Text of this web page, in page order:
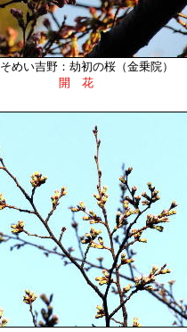
そめい吉野：劫初の桜（金乗院）
開 花